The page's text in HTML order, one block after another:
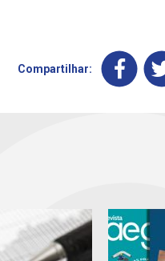
Compartilhar: